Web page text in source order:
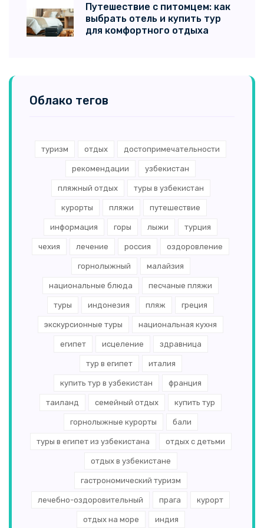
Путешествие с питомцем: как
выбрать отель и купить тур
для комфортного отдыха
Облако тегов
туризм отдых достопримечательности
рекомендации узбекистан
пляжный отдых туры в узбекистан
курорты пляжи путешествие
информация горы лыжи турция
чехия лечение россия оздоровление
горнолыжный малайзия
национальные блюда песчаные пляжи
туры индонезия пляж греция
экскурсионные туры национальная кухня
египет исцеление здравница
тур в египет италия
купить тур в узбекистан франция
таиланд семейный отдых купить тур
горнолыжные курорты бали
туры в египет из узбекистана отдых с детьми
отдых в узбекистане
гастрономический туризм
лечебно-оздоровительный прага курорт
отдых на море индия